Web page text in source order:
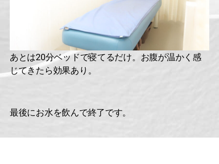
あとは20分ベッドで寝てるだけ。お腹が温かく感
じてきたら効果あり。
最後にお水を飲んで終了です。